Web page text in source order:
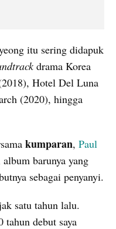
itu sering didapuk
drama Korea
Hotel Del Luna
(2020), hingga
kumparan, Paul
barunya yang
satu tahun lalu.
debut saya